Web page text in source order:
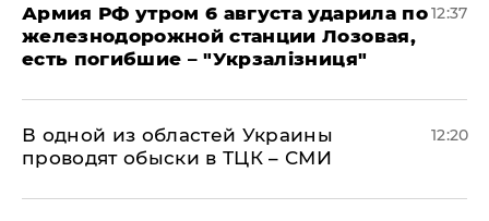
Армия РФ утром 6 августа ударила по
железнодорожной станции Лозовая,
есть погибшие – "Укрзалізниця"
12:37
В одной из областей Украины
проводят обыски в ТЦК – СМИ
12:20